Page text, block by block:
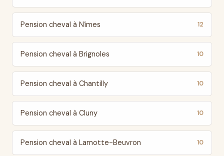
Pension cheval à Nîmes 12
Pension cheval à Brignoles 10
Pension cheval à Chantilly 10
Pension cheval à Cluny 10
Pension cheval à Lamotte-Beuvron 10